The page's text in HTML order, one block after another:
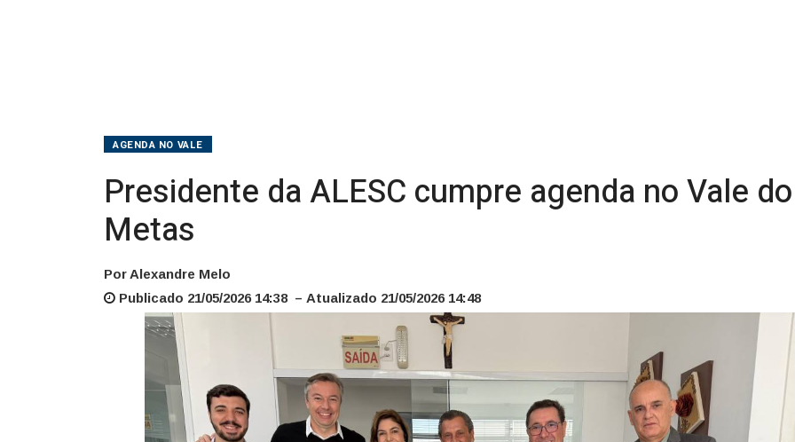
AGENDA NO VALE
Presidente da ALESC cumpre agenda no Vale
Metas
Por Alexandre Melo
Publicado 21/05/2026 14:38 – Atualizado 21/05/2026 14:48